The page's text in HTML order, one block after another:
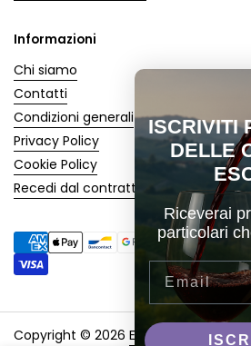
Informazioni
Chi siamo
Contatti
Condizioni generali
Privacy Policy
Cookie Policy
Recedi dal contratto
Copyright © 2026 Enoteca Marino.
ISCRIVITI
DELLE
Riceverai
particolari
Email